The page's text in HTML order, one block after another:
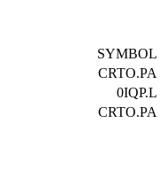
SYMBOL
CRTO.PA
0IQP.L
CRTO.PA